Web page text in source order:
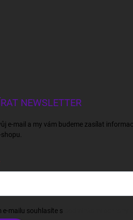
NEWSLETTER
e-mail a my vám budeme zasílat
e-mailu souhlasíte s